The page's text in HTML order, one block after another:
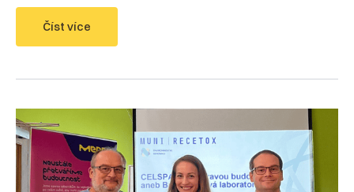
Prague
Sympozium
Číst více